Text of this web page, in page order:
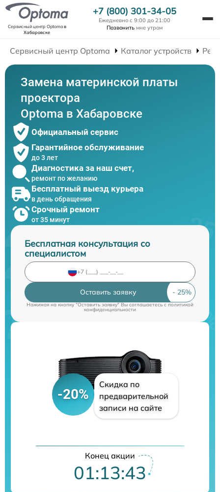
Сервисный центр Optomaв
Хабаровске
+7 (800) 301-34-05
Ежедневно с 9:00 до 21:00
Позвонить мне утром
Сервисный центр Optoma Каталог устройств
Замена материнской платы
проектора
Optoma в Хабаровске
Официальный сервис
Гарантийное обслуживание
до 3 лет
Диагностика за наш счет,
ремонт по желанию
Бесплатный выезд курьера
в день обращения
Срочный ремонт
от 35 минут
Бесплатная консультация со
специалистом
Оставить заявку
Нажимая на кнопку "Оставить заявку" Вы соглашаетесь cполитикой
конфиденциальности
-20%
Скидка по
предварительной
записи на сайте
Конец акции
01:13:42